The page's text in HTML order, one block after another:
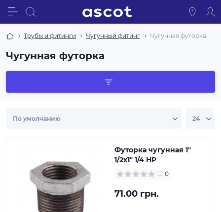
Трубы и фитинги Чугунный фитинг Чугунная футорка
Чугунная футорка
Футорка чугунная 1"
1/2х1" 1/4 НР
0
71.00 грн.